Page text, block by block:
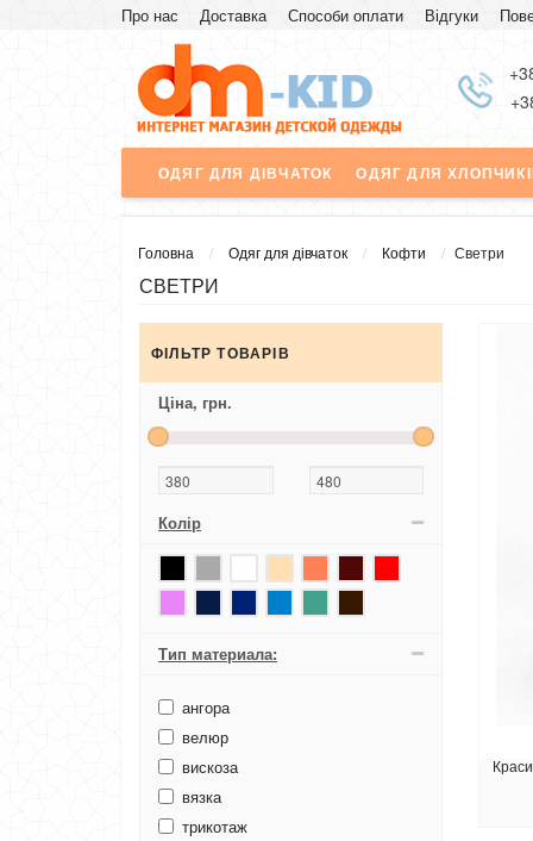
Про нас Доставка Способи оплати Відгуки
ОДЯГ ДЛЯ ДІВЧАТОК ОДЯГ ДЛЯ
Головна Одяг для дівчаток Кофти Светри
СВЕТРИ
ФІЛЬТР ТОВАРІВ
Ціна, грн.
Колір
Тип материала:
ангора
велюр
вискоза
вязка
трикотаж